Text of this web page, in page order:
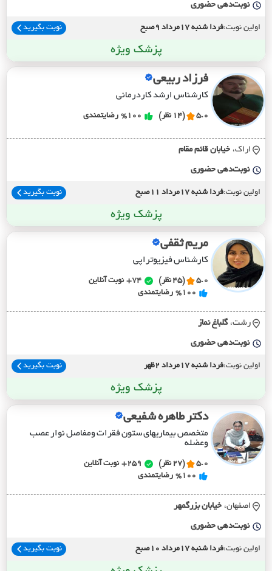
نوبت‌دهی حضوری
اولین نوبت:فردا شنبه 17مرداد 9صبح نوبت بگیرید
پزشک ویژه
فرزاد ربیعی
کارشناس ارشد کاردرمانی
5.0 (14 نظر) %100 رضایتمندی
اراک، خيابان قائم مقام
نوبت‌دهی حضوری
اولین نوبت:فردا شنبه 17مرداد 11صبح نوبت بگیرید
پزشک ویژه
مریم ثقفی
کارشناس فیزیوتراپی
5.0 (45 نظر) 74+
نوبت آنلاین
%100 رضایتمندی
رشت، گلباغ نماز
نوبت‌دهی حضوری
اولین نوبت:فردا شنبه 17مرداد 2ظهر نوبت بگیرید
پزشک ویژه
دکتر طاهره شفیعی
متخصص بیماریهای ستون فقرات ومفاصل نوار عصب
وعضله
5.0 (27 نظر) 259+
نوبت آنلاین
%100 رضایتمندی
اصفهان، خيابان بزرگمهر
نوبت‌دهی حضوری
اولین نوبت:فردا شنبه 17مرداد 10صبح نوبت بگیرید